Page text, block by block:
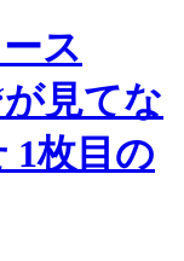
ス
見てな
1枚目の